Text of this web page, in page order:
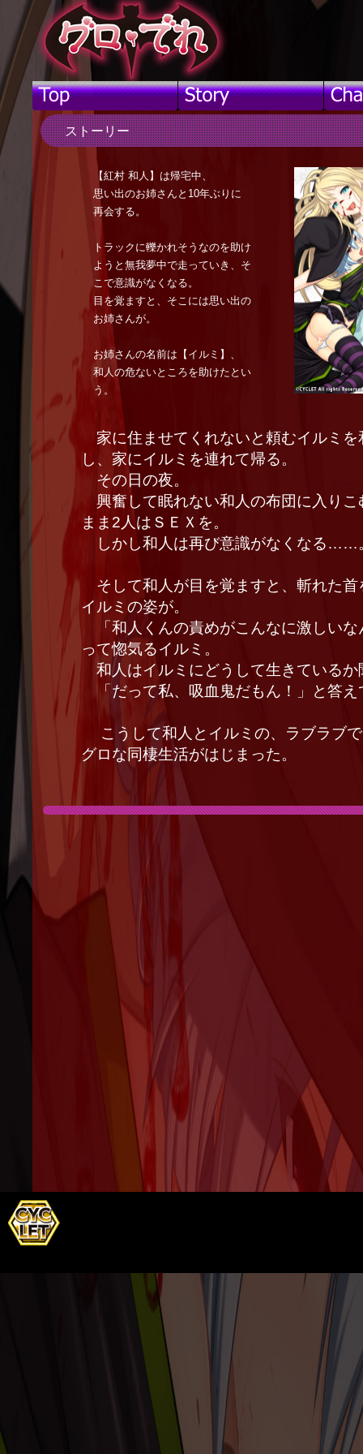
ストーリー
【紅村 和人】は帰宅中、
思い出のお姉さんと10年ぶりに
再会する。
トラックに轢かれそうなのを助け
ようと無我夢中で走っていき、そ
こで意識がなくなる。
目を覚ますと、そこには思い出の
お姉さんが。
お姉さんの名前は【イルミ】、
和人の危ないところを助けたとい
う。
家に住ませてくれないと頼むイルミを
し、家にイルミを連れて帰る。
その日の夜。
興奮して眠れない和人の布団に入りこ
まま2人はＳＥＸを。
しかし和人は再び意識がなくなる……
そして和人が目を覚ますと、斬れた首
イルミの姿が。
「和人くんの責めがこんなに激しい
って惚気るイルミ。
和人はイルミにどうして生きているか
「だって私、吸血鬼だもん！」と答え
こうして和人とイルミの、ラブラブ
グロな同棲生活がはじまった。